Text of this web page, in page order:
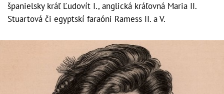
španielsky kráľ Ľudovít I., anglická kráľovná Maria II.
Stuartová či egyptskí faraóni Ramess II. a V.